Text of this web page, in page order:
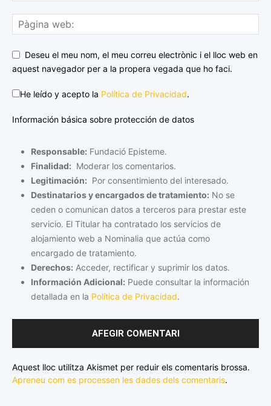
Deseu el meu nom, el meu correu electrònic i el lloc web en
aquest navegador per a la propera vegada que ho faci.
He leído y acepto la Política de Privacidad.
Información básica sobre protección de datos
Responsable: Fundació Episteme.
Finalidad: Moderar los comentarios.
Legitimación: Por consentimiento del interesado.
Destinatarios y encargados de tratamiento: No se
ceden o comunican datos a terceros para prestar este
servicio. El Titular ha contratado los servicios de
alojamiento web a Nominalia que actúa como
encargado de tratamiento.
Derechos: Acceder, rectificar y suprimir los datos.
Información Adicional: Puede consultar la información
detallada en la Política de Privacidad.
Aquest lloc utilitza Akismet per reduir els comentaris brossa.
Apreneu com es processen les dades dels comentaris.